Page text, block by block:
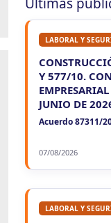
Últimas
LABORAL Y
Y 577/10.
JUNIO DE
Acuerdo 87311/
07/08/2026
LABORAL Y